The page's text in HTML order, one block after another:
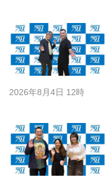
2026年8月4日 12時